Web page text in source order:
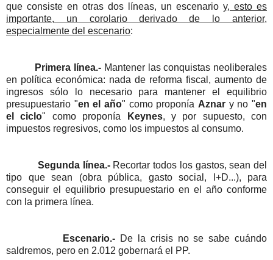
que consiste en otras dos líneas, un escenario y, esto es
importante, un corolario derivado de lo anterior,
especialmente del escenario:
Primera línea.- Mantener las conquistas neoliberales
en política económica: nada de reforma fiscal, aumento de
ingresos sólo lo necesario para mantener el equilibrio
presupuestario "en el año" como proponía Aznar y no "en
el ciclo" como proponía Keynes, y por supuesto, con
impuestos regresivos, como los impuestos al consumo.
Segunda línea.- Recortar todos los gastos, sean del
tipo que sean (obra pública, gasto social, I+D...), para
conseguir el equilibrio presupuestario en el año conforme
con la primera línea.
Escenario.- De la crisis no se sabe cuándo
saldremos, pero en 2.012 gobernará el PP.